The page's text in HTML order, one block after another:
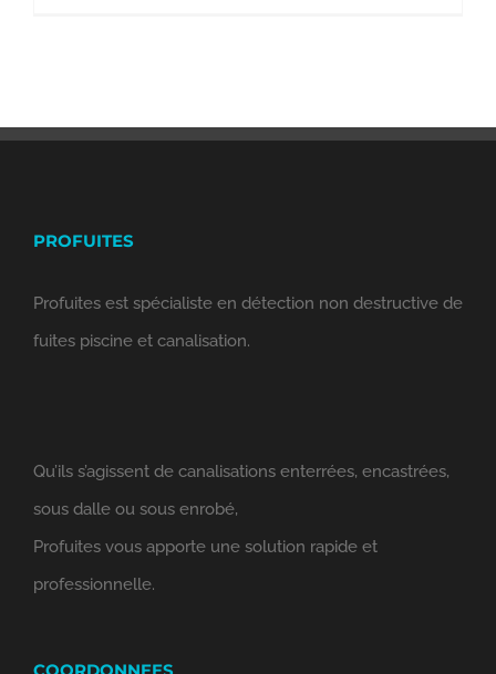
PROFUITES
Profuites est spécialiste en détection non destructive de
fuites piscine et canalisation.
Qu’ils s’agissent de canalisations enterrées, encastrées,
sous dalle ou sous enrobé,
Profuites vous apporte une solution rapide et
professionnelle.